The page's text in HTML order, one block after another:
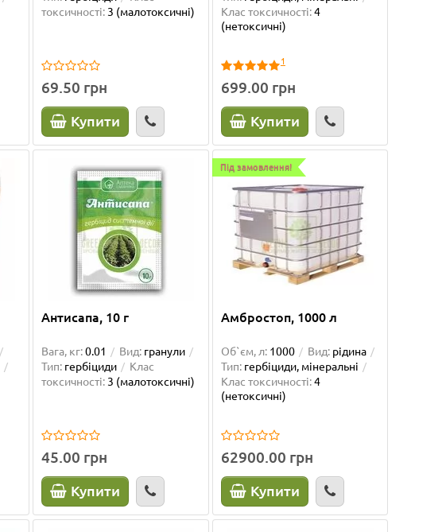
токсичності: 3 (малотоксичні)
69.50 грн
Купити
Клас токсичності:4
(нетоксичні)
1
699.00 грн
Купити
Антисапа, 10 г
Вага, кг:0.01 Вид: гранули
Тип: гербіциди
Клас
токсичності: 3 (малотоксичні)
45.00 грн
Купити
Під замовлення!
Амбростоп, 1000 л
Об`єм, л: 1000 Вид: рідина
Тип: гербіциди, мінеральні
Клас токсичності:4
(нетоксичні)
62900.00 грн
Купити